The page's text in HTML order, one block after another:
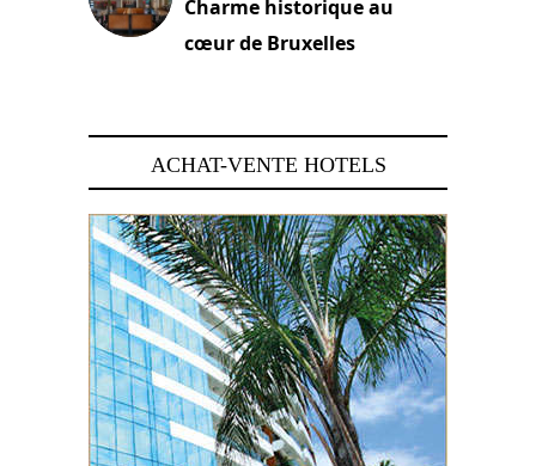
Charme historique au
cœur de Bruxelles
ACHAT-VENTE HOTELS